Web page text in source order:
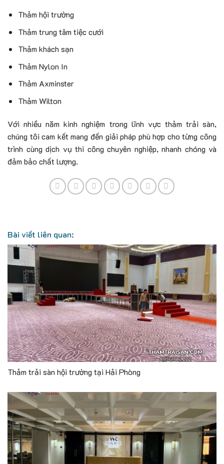
Thảm hội trường
Thảm trung tâm tiệc cưới
Thảm khách sạn
Thảm Nylon In
Thảm Axminster
Thảm Wilton
Với nhiều năm kinh nghiệm trong lĩnh vực thảm trải sàn,
chúng tôi cam kết mang đến giải pháp phù hợp cho từng công
trình cùng dịch vụ thi công chuyên nghiệp, nhanh chóng và
đảm bảo chất lượng.
Bài viết liên quan:
Thảm trải sàn hội trường tại Hải Phòng